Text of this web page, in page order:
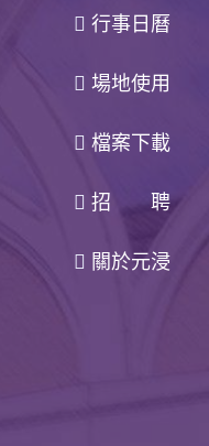
行事日曆
場地使用
檔案下載
招 聘
關於元浸